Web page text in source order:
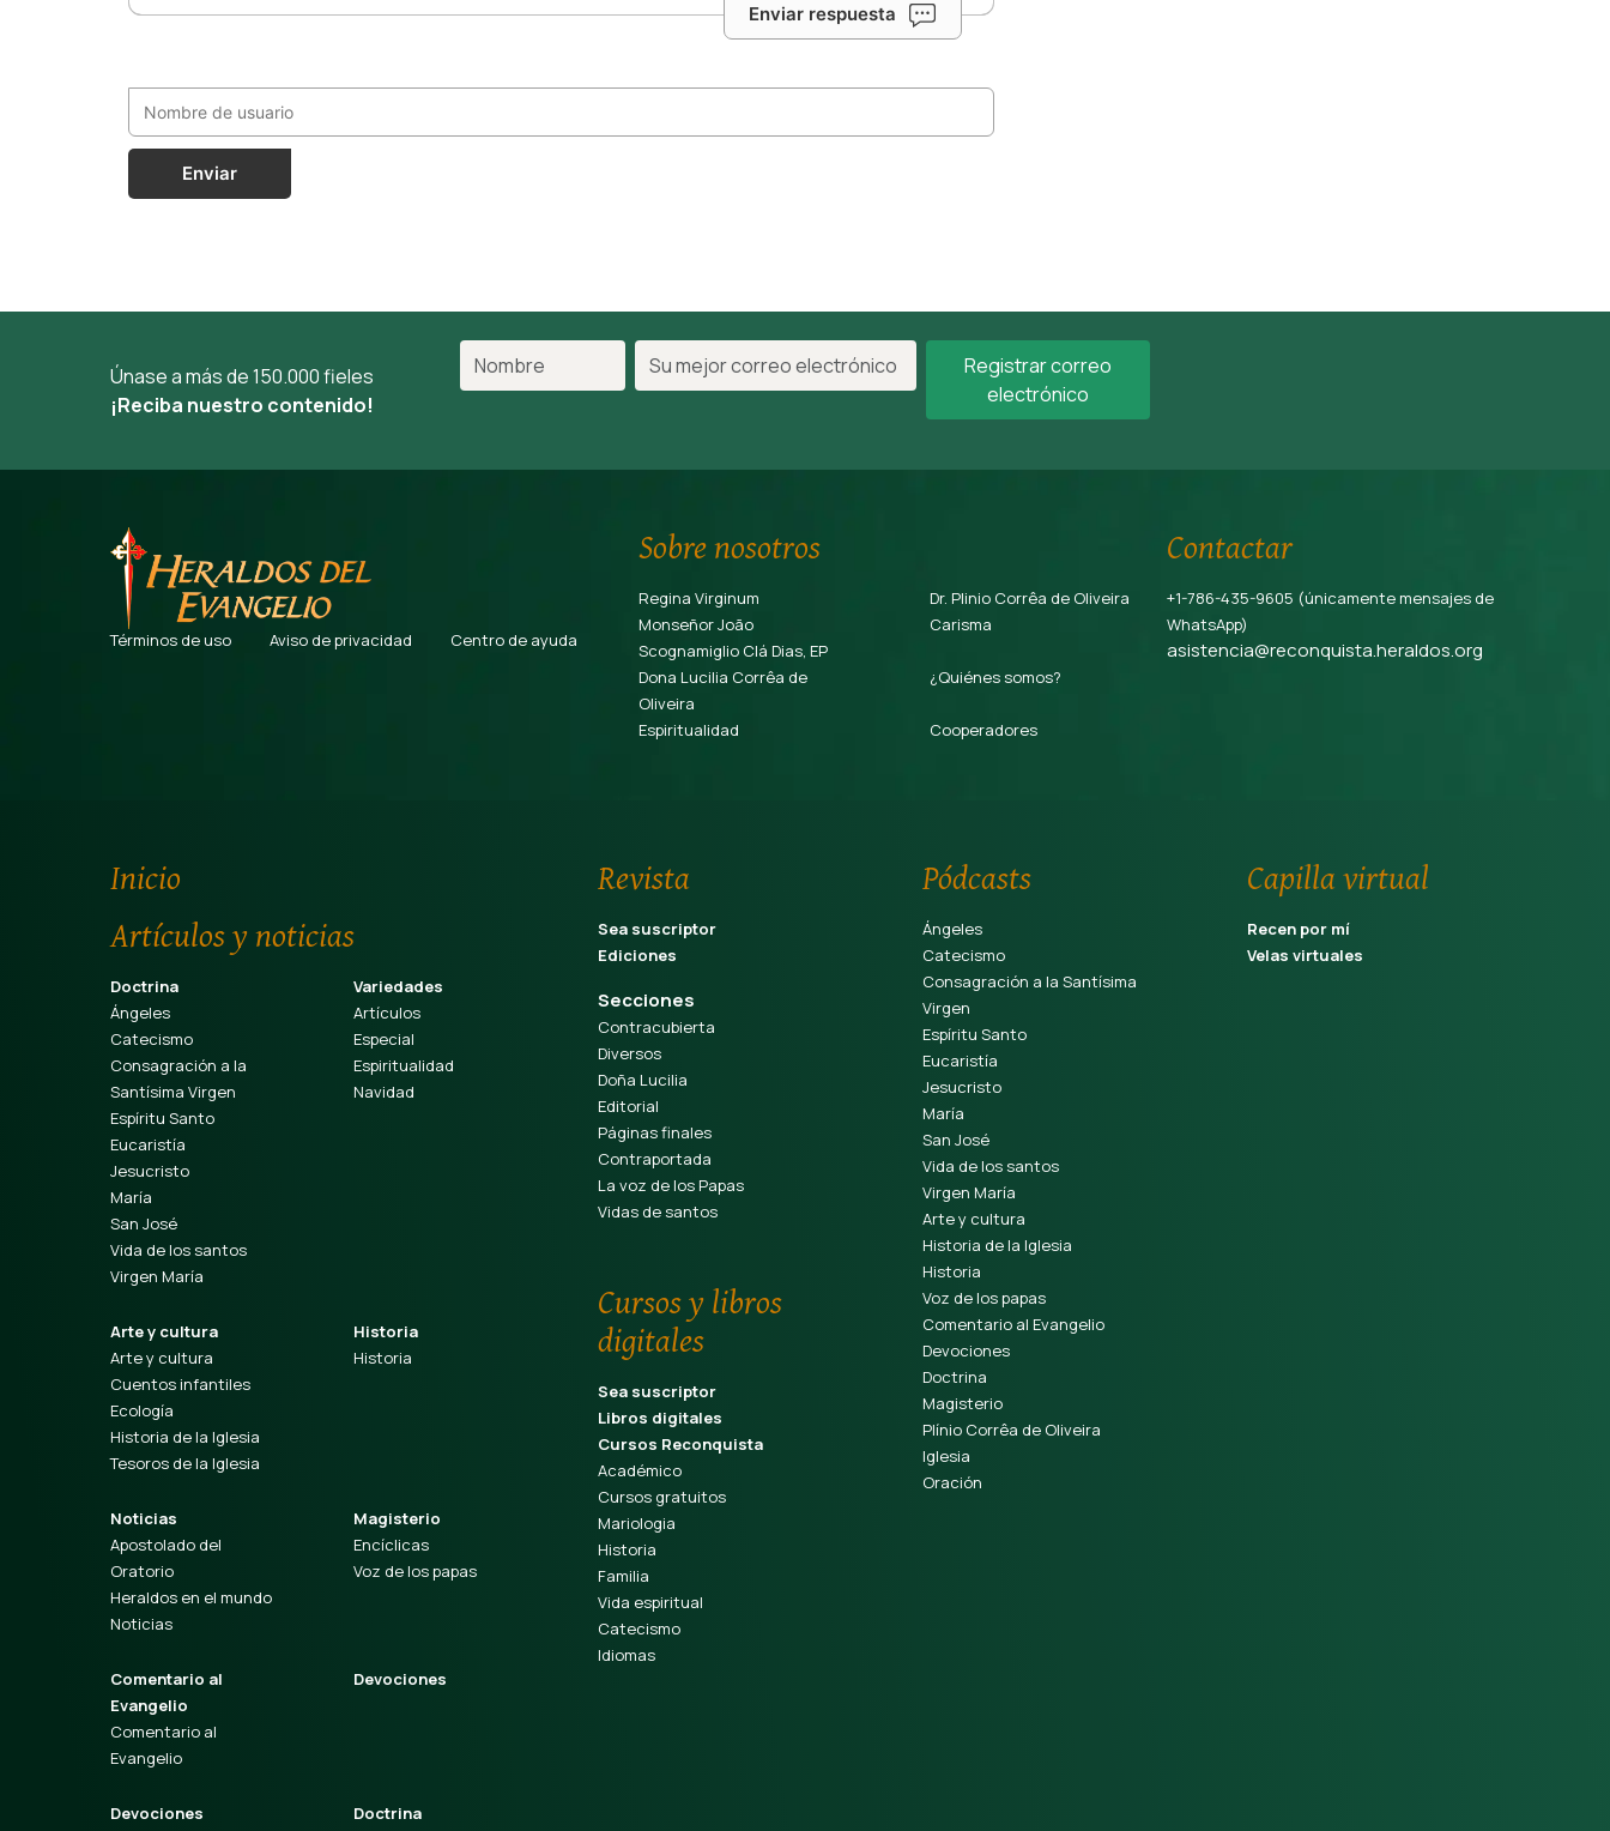
Enviar respuesta
Enviar
Únase a más de 150.000 fieles
¡Reciba nuestro contenido!
Registrar correo
electrónico
Términos de uso Aviso de privacidad Centro de ayuda
Sobre nosotros
Regina Virginum
Dr. Plinio Corrêa de Oliveira
Monseñor João
Scognamiglio Clá Dias, EP
Carisma
Dona Lucilia Corrêa de
Oliveira
¿Quiénes somos?
Espiritualidad Cooperadores
Contactar
+1-786-435-9605 (únicamente mensajes de
WhatsApp)
asistencia@reconquista.heraldos.org
Inicio
Artículos y noticias
Doctrina
Ángeles
Catecismo
Consagración a la
Santísima Virgen
Espíritu Santo
Eucaristía
Jesucristo
María
San José
Vida de los santos
Virgen María
Variedades
Artículos
Especial
Espiritualidad
Navidad
Arte y cultura
Arte y cultura
Cuentos infantiles
Ecología
Historia de la Iglesia
Tesoros de la Iglesia
Historia
Historia
Noticias
Apostolado del
Oratorio
Heraldos en el mundo
Noticias
Magisterio
Encíclicas
Voz de los papas
Comentario al
Evangelio
Comentario al
Evangelio
Devociones
Devociones
Doctrina
Revista
Sea suscriptor
Ediciones
Secciones
Contracubierta
Diversos
Doña Lucilia
Editorial
Páginas finales
Contraportada
La voz de los Papas
Vidas de santos
Cursos y libros
digitales
Sea suscriptor
Libros digitales
Cursos Reconquista
Académico
Cursos gratuitos
Mariologia
Historia
Familia
Vida espiritual
Catecismo
Idiomas
Pódcasts
Ángeles
Catecismo
Consagración a la Santísima
Virgen
Espíritu Santo
Eucaristía
Jesucristo
María
San José
Vida de los santos
Virgen María
Arte y cultura
Historia de la Iglesia
Historia
Voz de los papas
Comentario al Evangelio
Devociones
Doctrina
Magisterio
Plínio Corrêa de Oliveira
Iglesia
Oración
Capilla virtual
Recen por mí
Velas virtuales